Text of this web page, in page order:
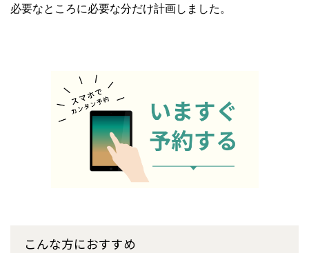
必要なところに必要な分だけ計画しました。
こんな方におすすめ